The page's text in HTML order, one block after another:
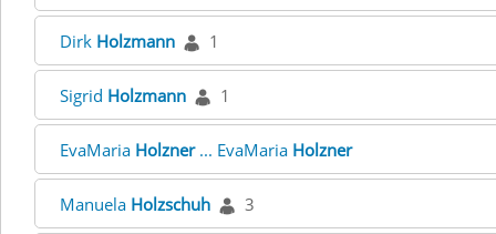
Dirk Holzmann 1
Sigrid Holzmann 1
EvaMaria Holzner... EvaMaria Holzner
Manuela Holzschuh 3